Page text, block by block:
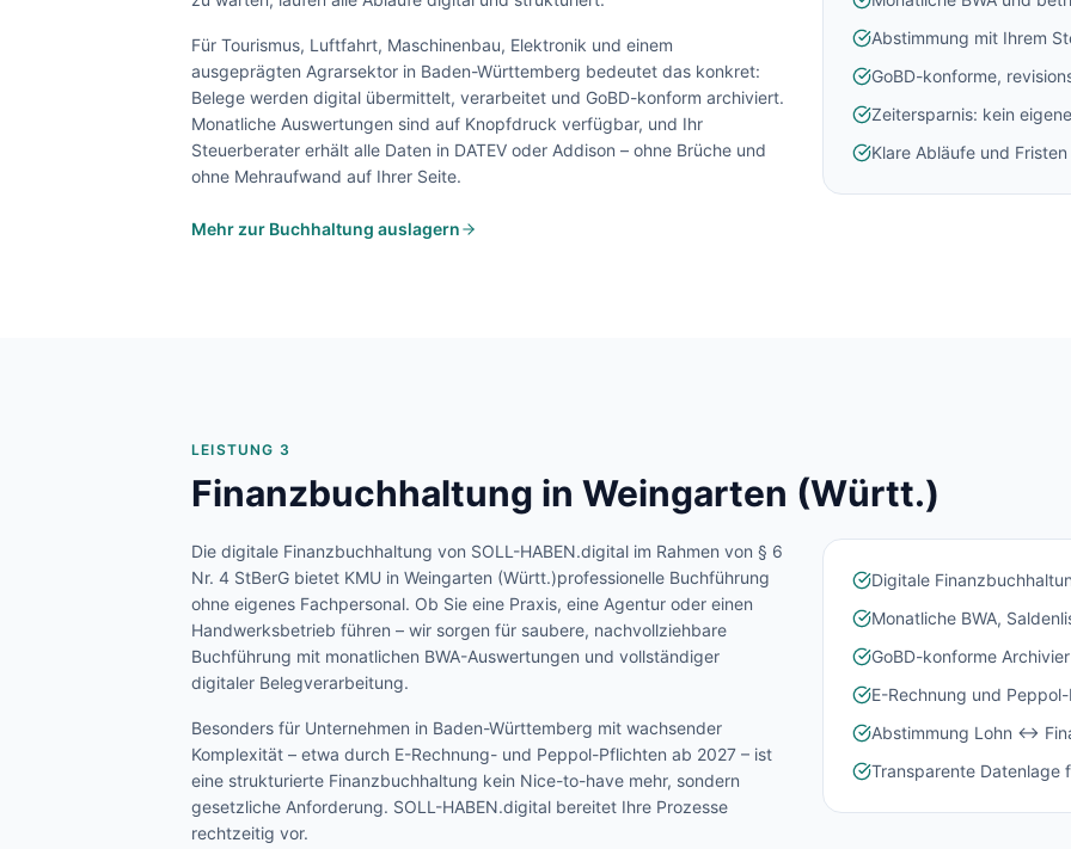
Für Tourismus, Luftfahrt, Maschinenbau, Elektronik und einem
ausgeprägten Agrarsektor in Baden-Württemberg bedeutet das konkret:
Belege werden digital übermittelt, verarbeitet und GoBD-konform archiviert.
Monatliche Auswertungen sind auf Knopfdruck verfügbar, und Ihr
Steuerberater erhält alle Daten in DATEV oder Addison – ohne Brüche und
ohne Mehraufwand auf Ihrer Seite.
Mehr zur Buchhaltung auslagern
Abstimmung mit Ihrem
GoBD-konforme,
Zeitersparnis: kein
Klare Abläufe und
LEISTUNG 3
Finanzbuchhaltung in Weingarten (Württ.)
Die digitale Finanzbuchhaltung von SOLL-HABEN.digital im Rahmen von § 6
Nr. 4 StBerG bietet KMU in Weingarten (Württ.)professionelle Buchführung
ohne eigenes Fachpersonal. Ob Sie eine Praxis, eine Agentur oder einen
Handwerksbetrieb führen – wir sorgen für saubere, nachvollziehbare
Buchführung mit monatlichen BWA-Auswertungen und vollständiger
digitaler Belegverarbeitung.
Besonders für Unternehmen in Baden-Württemberg mit wachsender
Komplexität – etwa durch E-Rechnung- und Peppol-Pflichten ab 2027 – ist
eine strukturierte Finanzbuchhaltung kein Nice-to-have mehr, sondern
gesetzliche Anforderung. SOLL-HABEN.digital bereitet Ihre Prozesse
rechtzeitig vor.
Digitale
Monatliche BWA,
GoBD-konforme
E-Rechnung und
Abstimmung Lohn ↔
Transparente Datenlage